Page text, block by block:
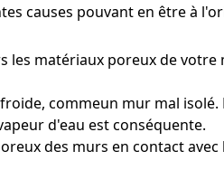
causes pouvant en être à
matériaux poreux de votre
commeun mur mal isolé.
d'eau est conséquente.
des murs en contact avec